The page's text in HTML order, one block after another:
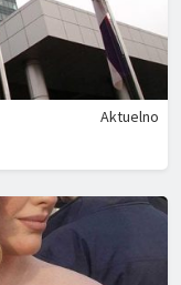
Aktuelno